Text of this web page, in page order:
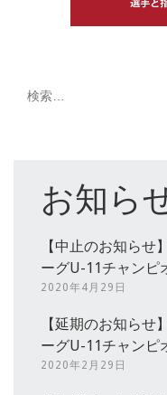
お知ら
【中止のお知らせ
ーグU-11チャンピ
2020年4月29日
【延期のお知らせ
ーグU-11チャンピ
2020年2月29日